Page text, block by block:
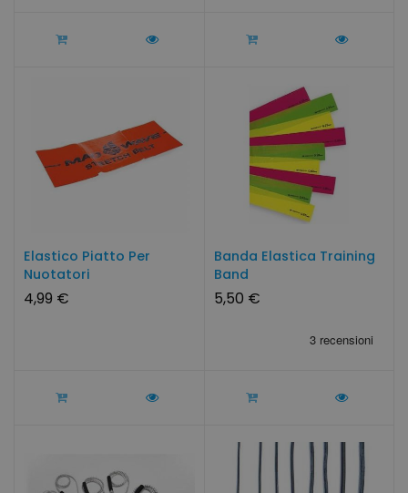
Elastico Piatto Per
Nuotatori
4,99 €
Banda Elastica Training
Band
5,50 €